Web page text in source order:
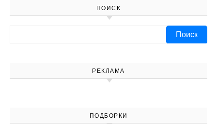
ПОИСК
РЕКЛАМА
ПОДБОРКИ